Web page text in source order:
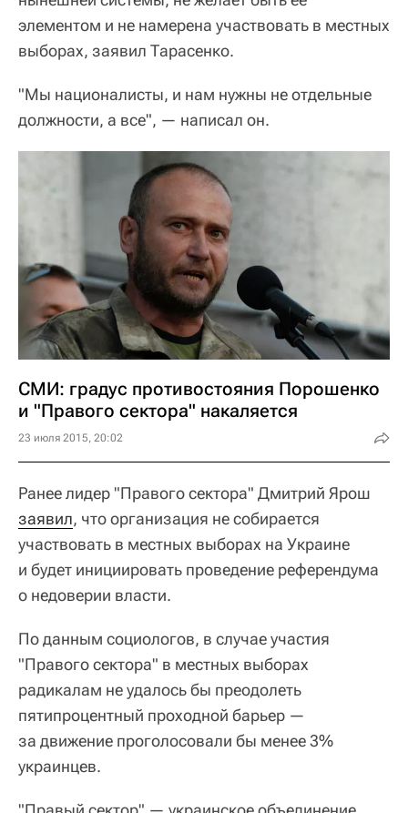
элементом и не намерена участвовать в местных
выборах, заявил Тарасенко.
"Мы националисты, и нам нужны не отдельные
должности, а все", — написал он.
СМИ: градус противостояния Порошенко
и "Правого сектора" накаляется
23 июля 2015, 20:02
Ранее лидер "Правого сектора" Дмитрий Ярош
заявил, что организация не собирается
участвовать в местных выборах на Украине
и будет инициировать проведение референдума
о недоверии власти.
По данным социологов, в случае участия
"Правого сектора" в местных выборах
радикалам не удалось бы преодолеть
пятипроцентный проходной барьер —
за движение проголосовали бы менее 3%
украинцев.